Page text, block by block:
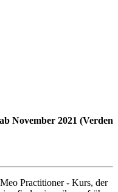
November 2021 (Verden
Practitioner - Kurs, der